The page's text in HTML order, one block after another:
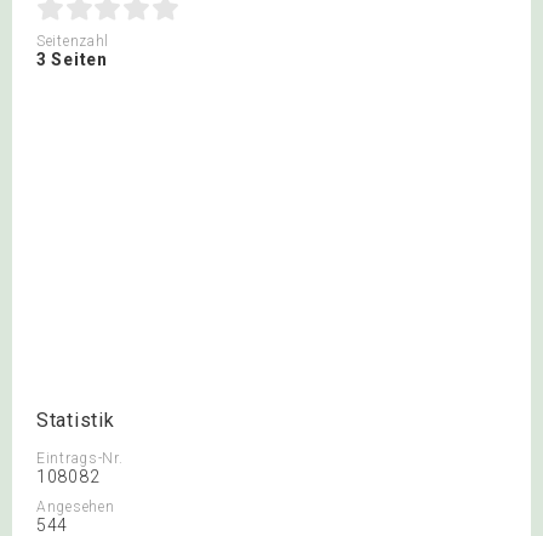
Seitenzahl
3 Seiten
Statistik
Eintrags-Nr.
108082
Angesehen
544